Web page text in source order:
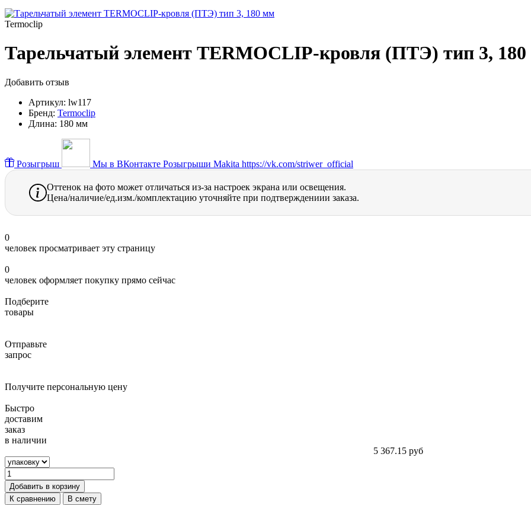
Termoclip
Тарельчатый элемент TERMOCLIP-кровля (ПТЭ) тип 3,
Добавить отзыв
Артикул: lw117
Бренд: Termoclip
Длина: 180 мм
Розыгрыш Мы в ВКонтакте Розыгрыши Makita https://vk.com/striwer_official
Оттенок на фото может отличаться из-за настроек экрана или освещения.
Цена/наличие/ед.изм./комплектацию уточняйте при подтверждениии заказа.
0
человек просматривает эту страницу
0
человек оформляет покупку прямо сейчас
Подберите
товары
Отправьте
запрос
Получите персональную цену
Быстро
доставим
заказ
в наличии
5 367.15 руб
Добавить в корзину
К сравнению
В смету